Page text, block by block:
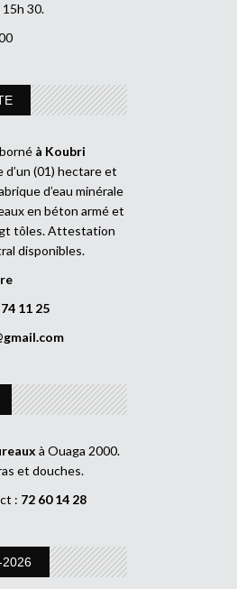
30.
à Koubri
d’un (01) hectare et
d’eau minérale
en béton armé et
tôles. Attestation
disponibles.
11 25
à Ouaga 2000.
et douches.
: 72 60 14 28